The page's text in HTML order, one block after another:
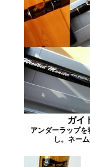
ガイ
アンダーラップ
し。ネー